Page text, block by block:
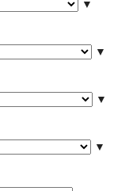
▼
▼
▼
▼